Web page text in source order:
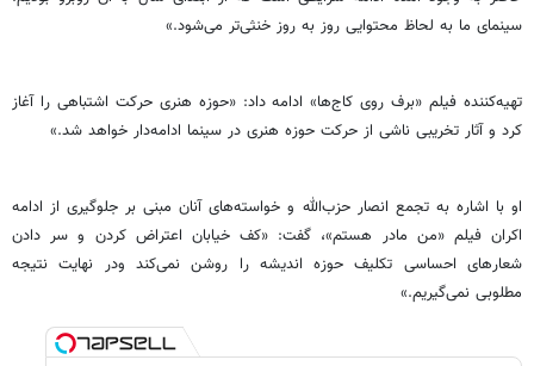
سینمای ما به لحاظ محتوایی روز به روز خنثی‌تر می‌شود.»
تهیه‌کننده فیلم «برف روی کاج‌ها» ادامه داد: «حوزه هنری حرکت اشتباهی را آغاز
کرد و آثار تخریبی ناشی از حرکت حوزه هنری در سینما ادامه‌دار خواهد شد.»
او با اشاره به تجمع انصار حزب‌الله و خواسته‌های آنان مبنی بر جلوگیری از ادامه
اکران فیلم «من مادر هستم»، گفت: «کف خیابان اعتراض کردن و سر دادن
شعارهای احساسی تکلیف حوزه اندیشه را روشن نمی‌کند ودر ‌‌نهایت نتیجه
مطلوبی نمی‌گیریم.»